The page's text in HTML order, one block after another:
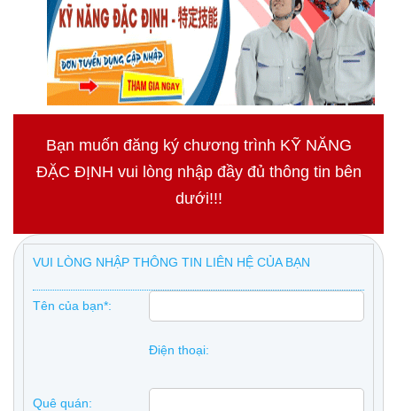
Bạn muốn đăng ký chương trình KỸ NĂNG
ĐẶC ĐỊNH vui lòng nhập đầy đủ thông tin bên
dưới!!!
VUI LÒNG NHẬP THÔNG TIN LIÊN HỆ CỦA BẠN
Tên của bạn*:
Điện thoại:
Quê quán: